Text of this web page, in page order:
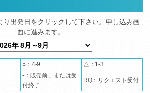
○：4-9 △：1-3
-：販売前、または受
付終了
RQ：リクエスト受付